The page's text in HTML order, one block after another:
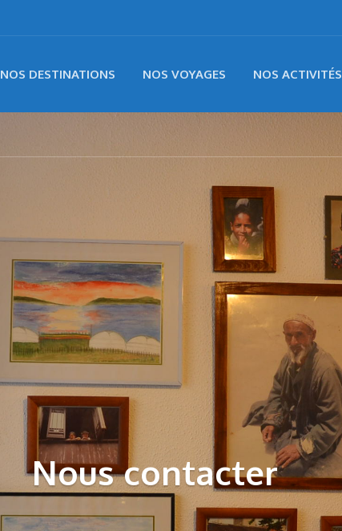
NOS DESTINATIONS NOS VOYAGES NOS ACTIVITÉS
Nous contacter